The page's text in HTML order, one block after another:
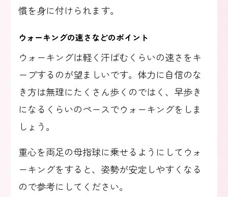
慣を身に付けられます。
ウォーキングの速さなどのポイント
ウォーキングは軽く汗ばむくらいの速さをキ
ープするのが望ましいです。体力に自信のな
き方は無理にたくさん歩くのではく、早歩き
になるくらいのペースでウォーキングをしま
しょう。
重心を両足の母指球に乗せるようにしてウォ
ーキングをすると、姿勢が安定しやすくなる
ので参考にしてください。